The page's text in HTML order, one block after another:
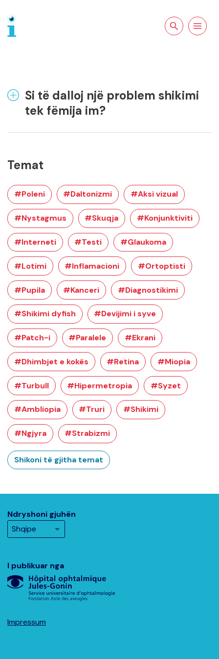
Kërkoni tekLundroni
Si të dalloj një problem shikimi
tek fëmija im?
Temat
#Poleni #Daltonizmi #Aksi vizual
#Nystagmus #Skuqja #Konjunktiviti
#Interneti #Testi #Glaukoma
#Lotimi #Inflamacioni #Ortoptisti
#Pupila #Kanceri #Diagnostikimi
#Shikimi dyfish #Devijimi i syve
#Patch-i #Paralele #Ekrani
#Dhimbjet e kokës #Retina #Miopia
#Turbull #Hipermetropia #Syzet
#Ambliopia #Truri #Shikimi
#Ngjyra #Strabizmi
Shikoni të gjitha temat
I publikuar nga
Impressum
Ndryshoni gjuhën